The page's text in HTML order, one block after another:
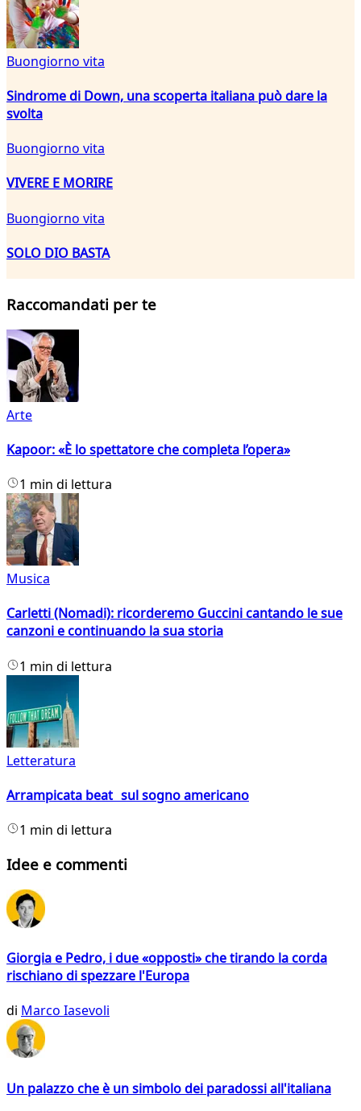
Buongiorno vita
Sindrome di Down, una scoperta italiana può dare la
svolta
Buongiorno vita
VIVERE E MORIRE
Buongiorno vita
SOLO DIO BASTA
Raccomandati per te
Arte
Kapoor: «È lo spettatore che completa l’opera»
1 min di lettura
Musica
Carletti (Nomadi): ricorderemo Guccini cantando le sue
canzoni e continuando la sua storia
1 min di lettura
Letteratura
Arrampicata beat sul sogno americano
1 min di lettura
Idee e commenti
Giorgia e Pedro, i due «opposti» che tirando la corda
rischiano di spezzare l'Europa
di Marco Iasevoli
Un palazzo che è un simbolo dei paradossi all'italiana